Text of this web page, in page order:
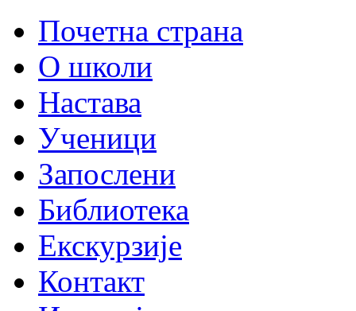
Почетна страна
О школи
Настава
Ученици
Запослени
Библиотека
Екскурзије
Контакт